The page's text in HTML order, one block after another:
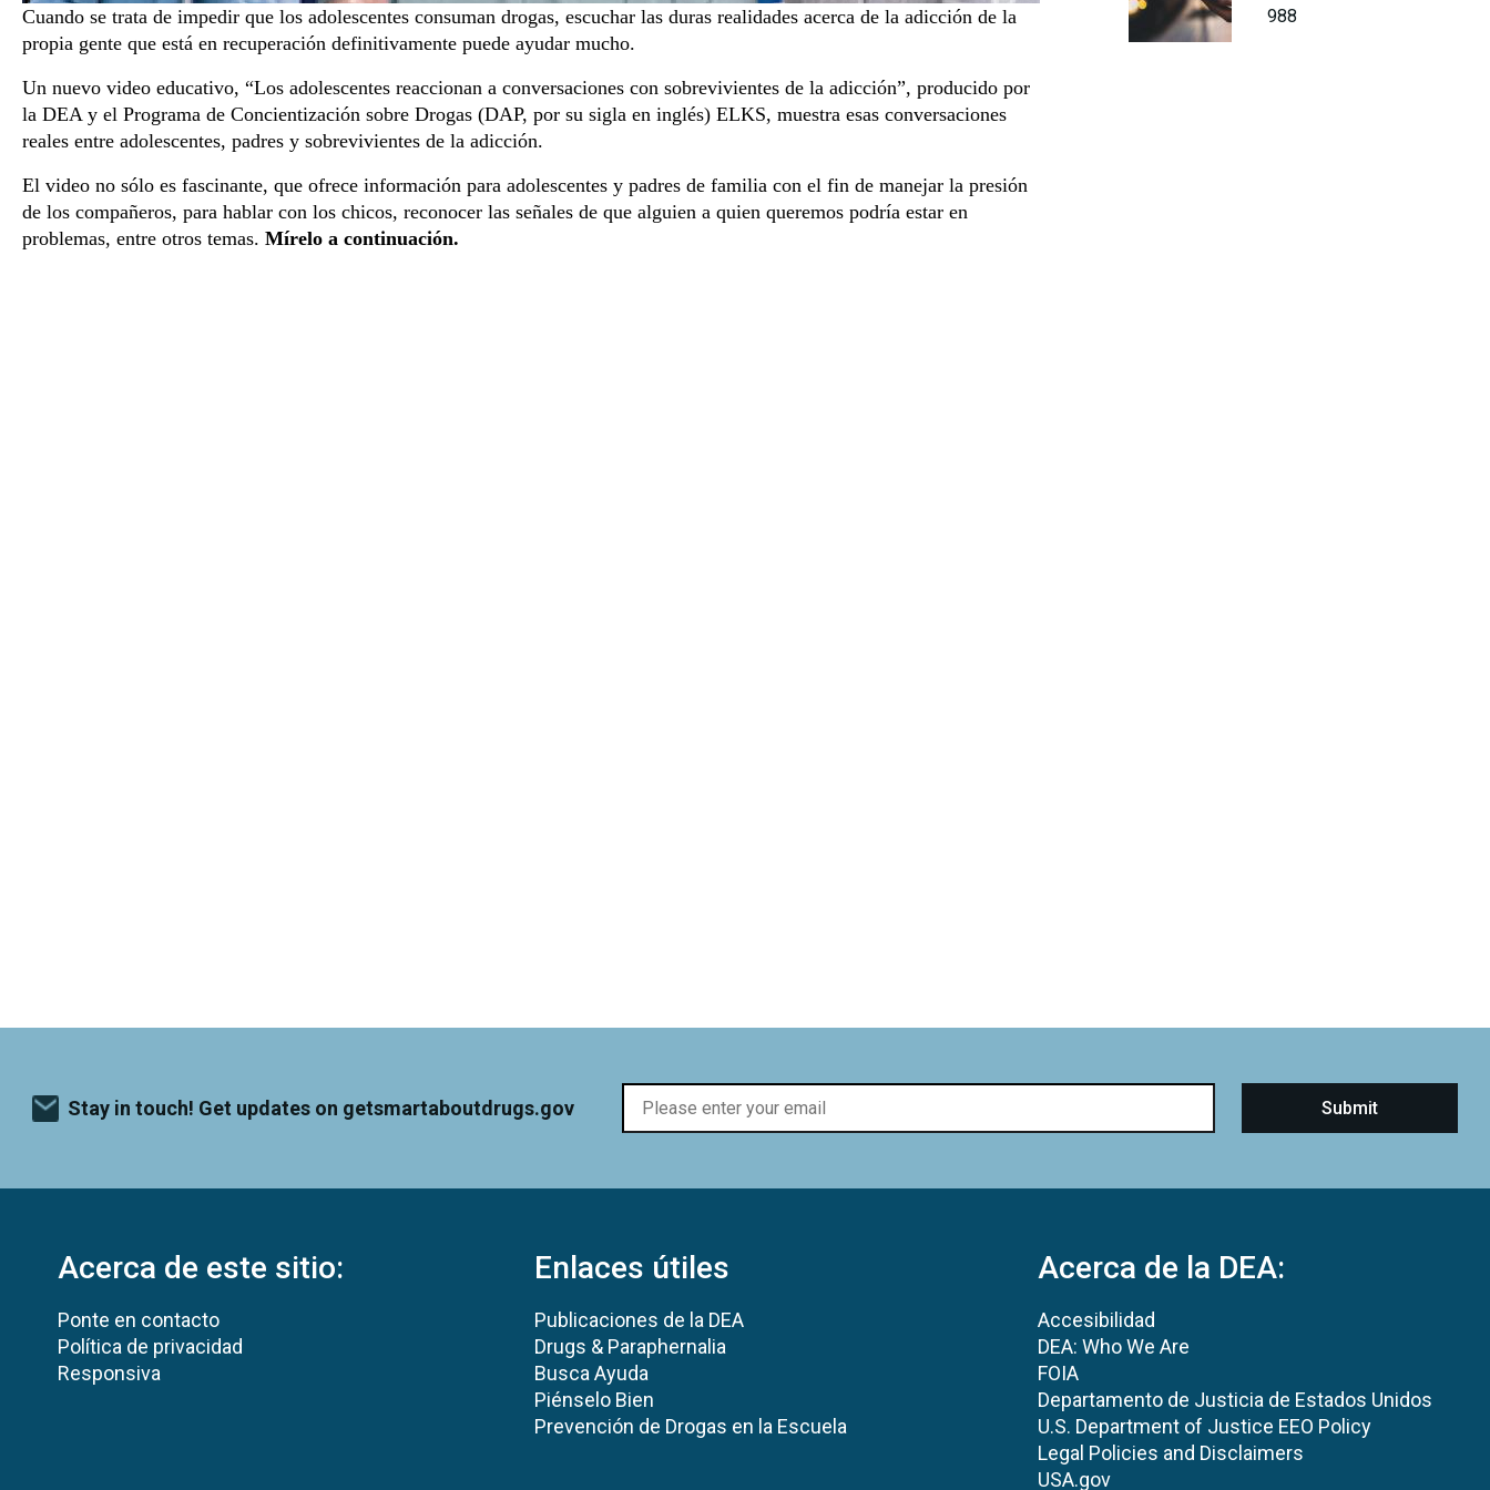
Cuando se trata de impedir que los adolescentes consuman drogas, escuchar las duras realidades acerca de la adicción de la
propia gente que está en recuperación definitivamente puede ayudar mucho.
Un nuevo video educativo, “Los adolescentes reaccionan a conversaciones con sobrevivientes de la adicción”, producido por
la DEA y el Programa de Concientización sobre Drogas (DAP, por su sigla en inglés) ELKS, muestra esas conversaciones
reales entre adolescentes, padres y sobrevivientes de la adicción.
El video no sólo es fascinante, que ofrece información para adolescentes y padres de familia con el fin de manejar la presión
de los compañeros, para hablar con los chicos, reconocer las señales de que alguien a quien queremos podría estar en
problemas, entre otros temas. Mírelo a continuación.
988
Stay in touch! Get updates on getsmartaboutdrugs.gov
Acerca de este sitio:
Ponte en contacto
Política de privacidad
Responsiva
Enlaces útiles
Publicaciones de la DEA
Drugs & Paraphernalia
Busca Ayuda
Piénselo Bien
Prevención de Drogas en la Escuela
Acerca de la DEA:
Accesibilidad
DEA: Who We Are
FOIA
Departamento de Justicia de Estados Unidos
U.S. Department of Justice EEO Policy
Legal Policies and Disclaimers
USA.gov